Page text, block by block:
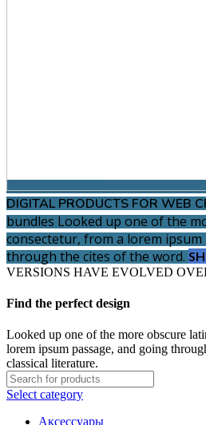
DIGITAL PRODUCTS FOR WEB
bundlesLooked up one of the
consectetur, from a lorem
through the cites of the word.
VERSIONS HAVE EVOLVED
Find the perfect design
Looked up one of the more obscure
lorem ipsum passage, and going
classical literature.
Select category
Аксессуары